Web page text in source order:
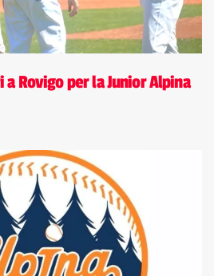
a Rovigo per la Junior Alpina